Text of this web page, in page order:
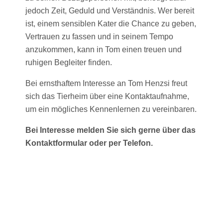
jedoch Zeit, Geduld und Verständnis. Wer bereit
ist, einem sensiblen Kater die Chance zu geben,
Vertrauen zu fassen und in seinem Tempo
anzukommen, kann in Tom einen treuen und
ruhigen Begleiter finden.
Bei ernsthaftem Interesse an Tom Henzsi freut
sich das Tierheim über eine Kontaktaufnahme,
um ein mögliches Kennenlernen zu vereinbaren.
Bei Interesse melden Sie sich gerne über das
Kontaktformular oder per Telefon.